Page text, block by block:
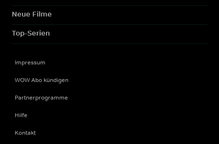
Neue Filme
Top-Serien
Impressum
WOW Abo kündigen
Partnerprogramme
Hilfe
Kontakt